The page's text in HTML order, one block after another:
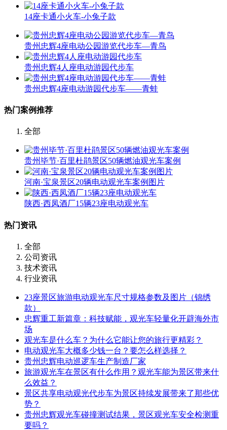
14座卡通小火车-小兔子款
贵州忠辉4座电动公园游览代步车—青鸟
贵州忠辉4人座电动游园代步车
贵州忠辉4座电动游园代步车——青蛙
热门案例推荐
全部
贵州毕节·百里杜鹃景区50辆燃油观光车案例
河南·宝泉景区20辆电动观光车案例图片
陕西·西凤酒厂15辆23座电动观光车
热门资讯
全部
公司资讯
技术资讯
行业资讯
23座景区旅游电动观光车尺寸规格参数及图片（锦绣
款）
忠辉重工新篇章：科技赋能，观光车轻量化开辟海外市
场
观光车是什么车？为什么它能让您的旅行更精彩？
电动观光车大概多少钱一台？要怎么样选择？
贵州忠辉电动巡逻车生产制造厂家
旅游观光车在景区有什么作用？观光车能为景区带来什
么效益？
景区共享电动观光代步车为景区持续发展带来了那些优
势？
贵州忠辉观光车碰撞测试结果，景区观光车安全检测重
要吗？